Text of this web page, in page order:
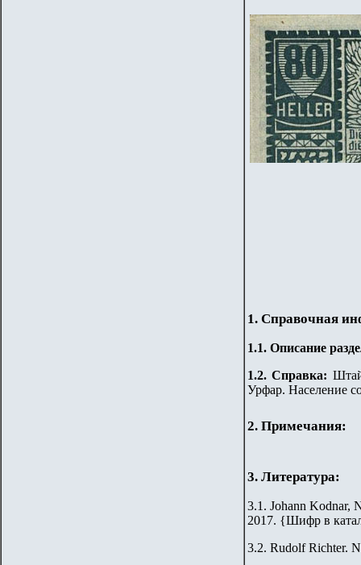
1. Справочная
1.1. Описание
1.2. Справка:
Урфар. Население
2. Примечания:
3. Литература:
3.1. Johann Kodnar,
2017. {Шифр в
3.2. Rudolf Richter.